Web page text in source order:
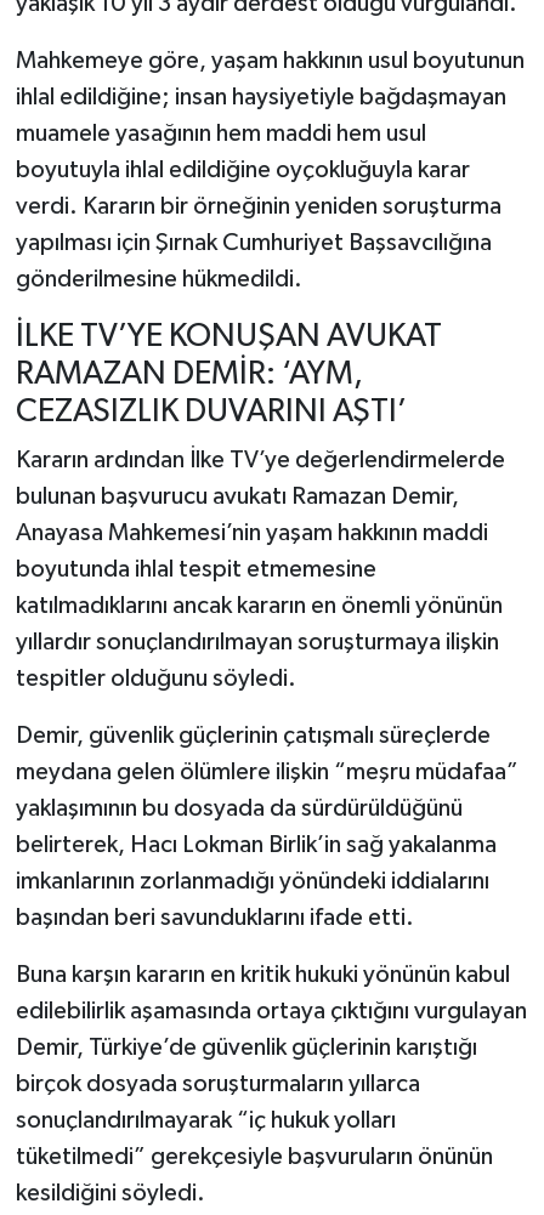
Mahkemeye göre, yaşam hakkının usul boyutunun
ihlal edildiğine; insan haysiyetiyle bağdaşmayan
muamele yasağının hem maddi hem usul
boyutuyla ihlal edildiğine oyçokluğuyla karar
verdi. Kararın bir örneğinin yeniden soruşturma
yapılması için Şırnak Cumhuriyet Başsavcılığına
gönderilmesine hükmedildi.
İLKE TV’YE KONUŞAN AVUKAT
RAMAZAN DEMİR: ‘AYM,
CEZASIZLIK DUVARINI AŞTI’
Kararın ardından İlke TV’ye değerlendirmelerde
bulunan başvurucu avukatı Ramazan Demir,
Anayasa Mahkemesi’nin yaşam hakkının maddi
boyutunda ihlal tespit etmemesine
katılmadıklarını ancak kararın en önemli yönünün
yıllardır sonuçlandırılmayan soruşturmaya ilişkin
tespitler olduğunu söyledi.
Demir, güvenlik güçlerinin çatışmalı süreçlerde
meydana gelen ölümlere ilişkin “meşru müdafaa”
yaklaşımının bu dosyada da sürdürüldüğünü
belirterek, Hacı Lokman Birlik’in sağ yakalanma
imkanlarının zorlanmadığı yönündeki iddialarını
başından beri savunduklarını ifade etti.
Buna karşın kararın en kritik hukuki yönünün kabul
edilebilirlik aşamasında ortaya çıktığını vurgulayan
Demir, Türkiye’de güvenlik güçlerinin karıştığı
birçok dosyada soruşturmaların yıllarca
sonuçlandırılmayarak “iç hukuk yolları
tüketilmedi” gerekçesiyle başvuruların önünün
kesildiğini söyledi.